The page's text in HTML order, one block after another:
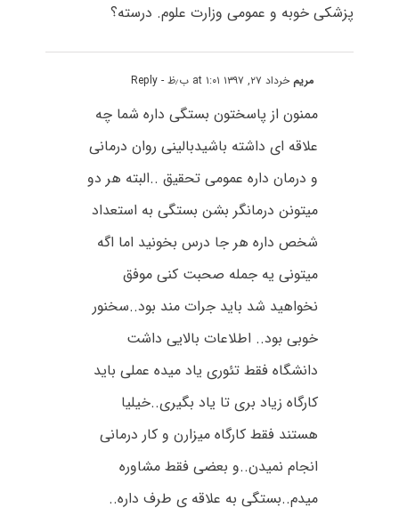
پزشکی خوبه و عمومی وزارت علوم. درسته؟
مریم خرداد ۲۷, ۱۳۹۷ at ۱:۰۱ ب٫ظ - Reply
ممنون از پاسختون بستگی داره شما چه
علاقه ای داشته باشیدبالینی روان درمانی
و درمان داره عمومی تحقیق ..البته هر دو
میتونن درمانگر بشن بستگی به استعداد
شخص داره هر جا درس بخونید اما اگه
میتونی یه جمله صحبت کنی موفق
نخواهید شد باید جرات مند بود..سخنور
خوبی بود.. اطلاعات بالایی داشت
دانشگاه فقط تئوری یاد میده عملی باید
کارگاه زیاد بری تا یاد بگیری..خیلیا
هستند فقط کارگاه میزارن و کار درمانی
انجام نمیدن..و بعضی فقط مشاوره
میدم..بستگی به علاقه ی طرف داره..